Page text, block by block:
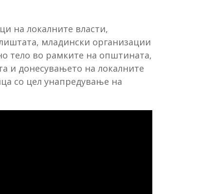
на локалните власти,
младински организации
тело во рамките на општината,
и донесувањето на локалните
со цел унапредување на